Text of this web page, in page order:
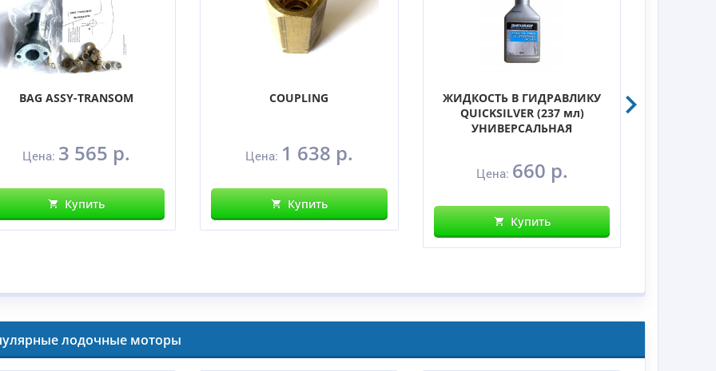
BAG ASSY-TRANSOM
Цена: 3 565 р.
Купить
COUPLING
Цена: 1 638 р.
Купить
ЖИДКОСТЬ В ГИДРАВЛИКУ
QUICKSILVER (237 мл)
УНИВЕРСАЛЬНАЯ
Цена: 660 р.
Купить
лодочные моторы